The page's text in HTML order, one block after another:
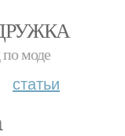
по моде
статьи